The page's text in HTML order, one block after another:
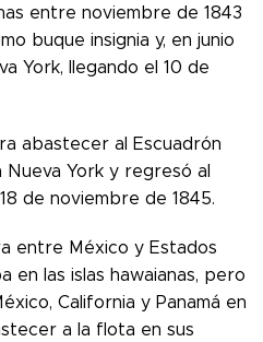
entre noviembre de 1843
buque insignia y, en junio
York, llegando el 10 de
abastecer al Escuadrón
York y regresó al
de noviembre de 1845.
entre México y Estados
en las islas hawaianas, pero
California y Panamá en
a la flota en sus